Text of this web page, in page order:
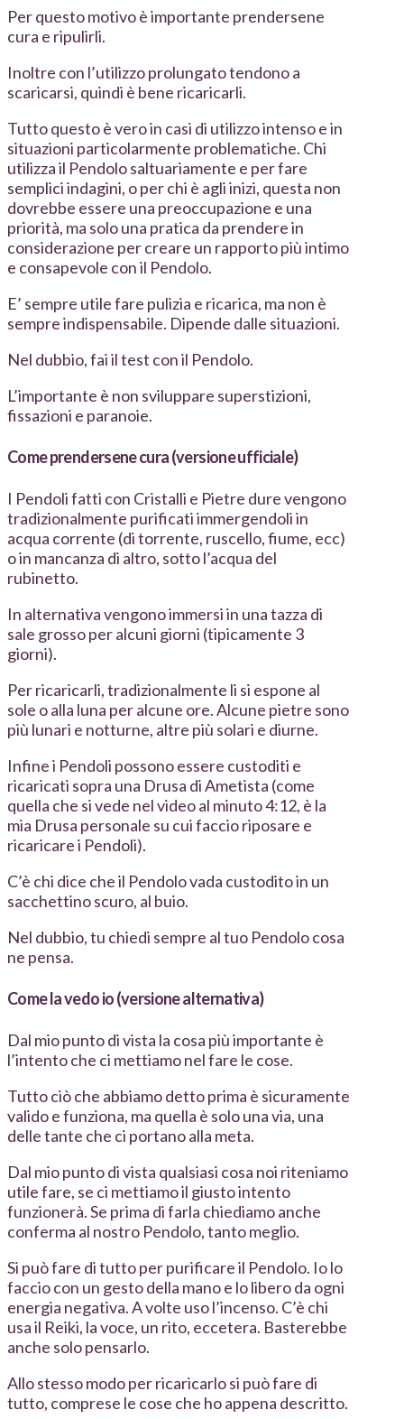
Per questo motivo è importante prendersene
cura e ripulirli.
Inoltre con l’utilizzo prolungato tendono a
scaricarsi, quindi è bene ricaricarli.
Tutto questo è vero in casi di utilizzo intenso e in
situazioni particolarmente problematiche. Chi
utilizza il Pendolo saltuariamente e per fare
semplici indagini, o per chi è agli inizi, questa non
dovrebbe essere una preoccupazione e una
priorità, ma solo una pratica da prendere in
considerazione per creare un rapporto più intimo
e consapevole con il Pendolo.
E’ sempre utile fare pulizia e ricarica, ma non è
sempre indispensabile. Dipende dalle situazioni.
Nel dubbio, fai il test con il Pendolo.
L’importante è non sviluppare superstizioni,
fissazioni e paranoie.
Come prendersene cura (versione ufficiale)
I Pendoli fatti con Cristalli e Pietre dure vengono
tradizionalmente purificati immergendoli in
acqua corrente (di torrente, ruscello, fiume, ecc)
o in mancanza di altro, sotto l’acqua del
rubinetto.
In alternativa vengono immersi in una tazza di
sale grosso per alcuni giorni (tipicamente 3
giorni).
Per ricaricarli, tradizionalmente li si espone al
sole o alla luna per alcune ore. Alcune pietre sono
più lunari e notturne, altre più solari e diurne.
Infine i Pendoli possono essere custoditi e
ricaricati sopra una Drusa di Ametista (come
quella che si vede nel video al minuto 4:12, è la
mia Drusa personale su cui faccio riposare e
ricaricare i Pendoli).
C’è chi dice che il Pendolo vada custodito in un
sacchettino scuro, al buio.
Nel dubbio, tu chiedi sempre al tuo Pendolo cosa
ne pensa.
Come la vedo io (versione alternativa)
Dal mio punto di vista la cosa più importante è
l’intento che ci mettiamo nel fare le cose.
Tutto ciò che abbiamo detto prima è sicuramente
valido e funziona, ma quella è solo una via, una
delle tante che ci portano alla meta.
Dal mio punto di vista qualsiasi cosa noi riteniamo
utile fare, se ci mettiamo il giusto intento
funzionerà. Se prima di farla chiediamo anche
conferma al nostro Pendolo, tanto meglio.
Si può fare di tutto per purificare il Pendolo. Io lo
faccio con un gesto della mano e lo libero da ogni
energia negativa. A volte uso l’incenso. C’è chi
usa il Reiki, la voce, un rito, eccetera. Basterebbe
anche solo pensarlo.
Allo stesso modo per ricaricarlo si può fare di
tutto, comprese le cose che ho appena descritto.